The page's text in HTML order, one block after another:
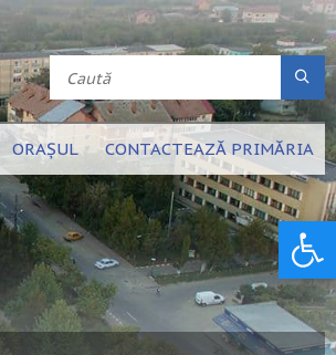
ORAȘUL CONTACTEAZĂ PRIMĂRIA
Deschide bara de unelte